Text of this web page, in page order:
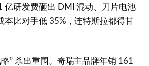
亿研发费砸出 DMI 混动、刀片电池
本比对手低 35%，连特斯拉都得甘
” 杀出重围。奇瑞主品牌年销 161